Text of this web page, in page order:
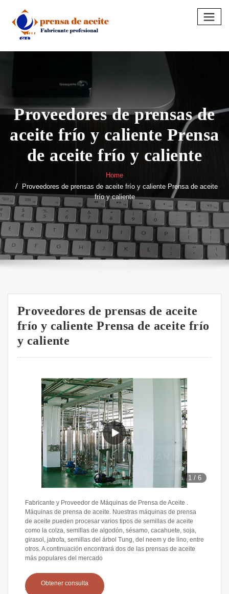
content
Proveedores de prensas de
aceite frío y caliente Prensa
de aceite frío y caliente
Home
Proveedores de prensas de aceite frío y caliente Prensa de aceite
frío y caliente
Proveedores de prensas de aceite
frío y caliente Prensa de aceite frío
y caliente
1 /6
Fabricante y Proveedor de Máquinas de Prensa de Aceite .
Máquinas de prensa de aceite. Nuestras máquinas de prensa
de aceite pueden procesar varios tipos de semillas de aceite
como la colza, semillas de algodón, sésamo, cacahuete, soja,
girasol, jatrofa, semillas del árbol Tung, del neem y de lino, entre
otros. A continuación encontrará dos de las prensas de aceite
más populares del mercado
Obtener consulta